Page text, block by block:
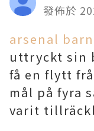
發佈於
arsenal
uttryckt sin
få en flytt
mål på fyra
varit